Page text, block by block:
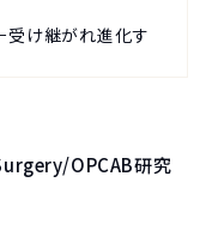
け継がれ進化す
OPCAB研究